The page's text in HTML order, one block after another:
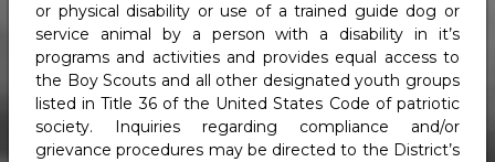
or physical disability or use of a trained guide dog or
service animal by a person with a disability in it’s
programs and activities and provides equal access to
the Boy Scouts and all other designated youth groups
listed in Title 36 of the United States Code of patriotic
society. Inquiries regarding compliance and/or
grievance procedures may be directed to the District’s